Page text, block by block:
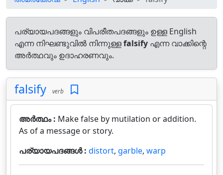
പര്യായപദങ്ങളും വിപരീതപദങ്ങളും ഉള്ള English
എന്ന നിഘണ്ടുവിൽ നിന്നുള്ളfalsify എന്ന വാക്കിന്റെ
അർത്ഥവും ഉദാഹരണവും.
falsify verb
അർത്ഥം : Make false by mutilation or addition.
As of a message or story.
പര്യായപദങ്ങൾ : distort, garble, warp